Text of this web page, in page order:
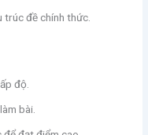
trúc đề chính thức.
độ.
bài.